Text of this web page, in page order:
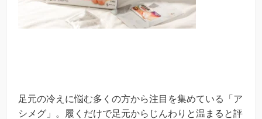
足元の冷えに悩む多くの方から注目を集めている「ア
シメグ」。履くだけで足元からじんわりと温まると評